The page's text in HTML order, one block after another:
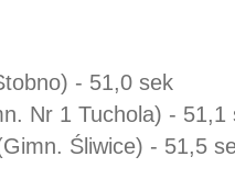
- 51,0 sek
Nr 1 Tuchola) - 51,1
Śliwice) - 51,5